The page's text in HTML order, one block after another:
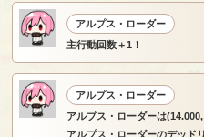
アルプス・ローダー
主行動回数＋1！
アルプス・ローダー
アルプス・ローダーは
アルプス・ローダーのデッド